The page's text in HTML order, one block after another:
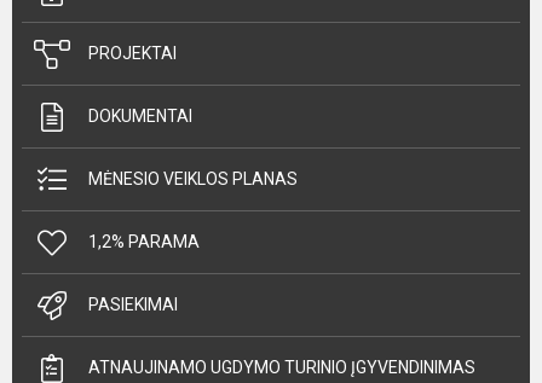
PROJEKTAI
DOKUMENTAI
MĖNESIO VEIKLOS PLANAS
1,2% PARAMA
PASIEKIMAI
ATNAUJINAMO UGDYMO TURINIO ĮGYVENDINIMAS